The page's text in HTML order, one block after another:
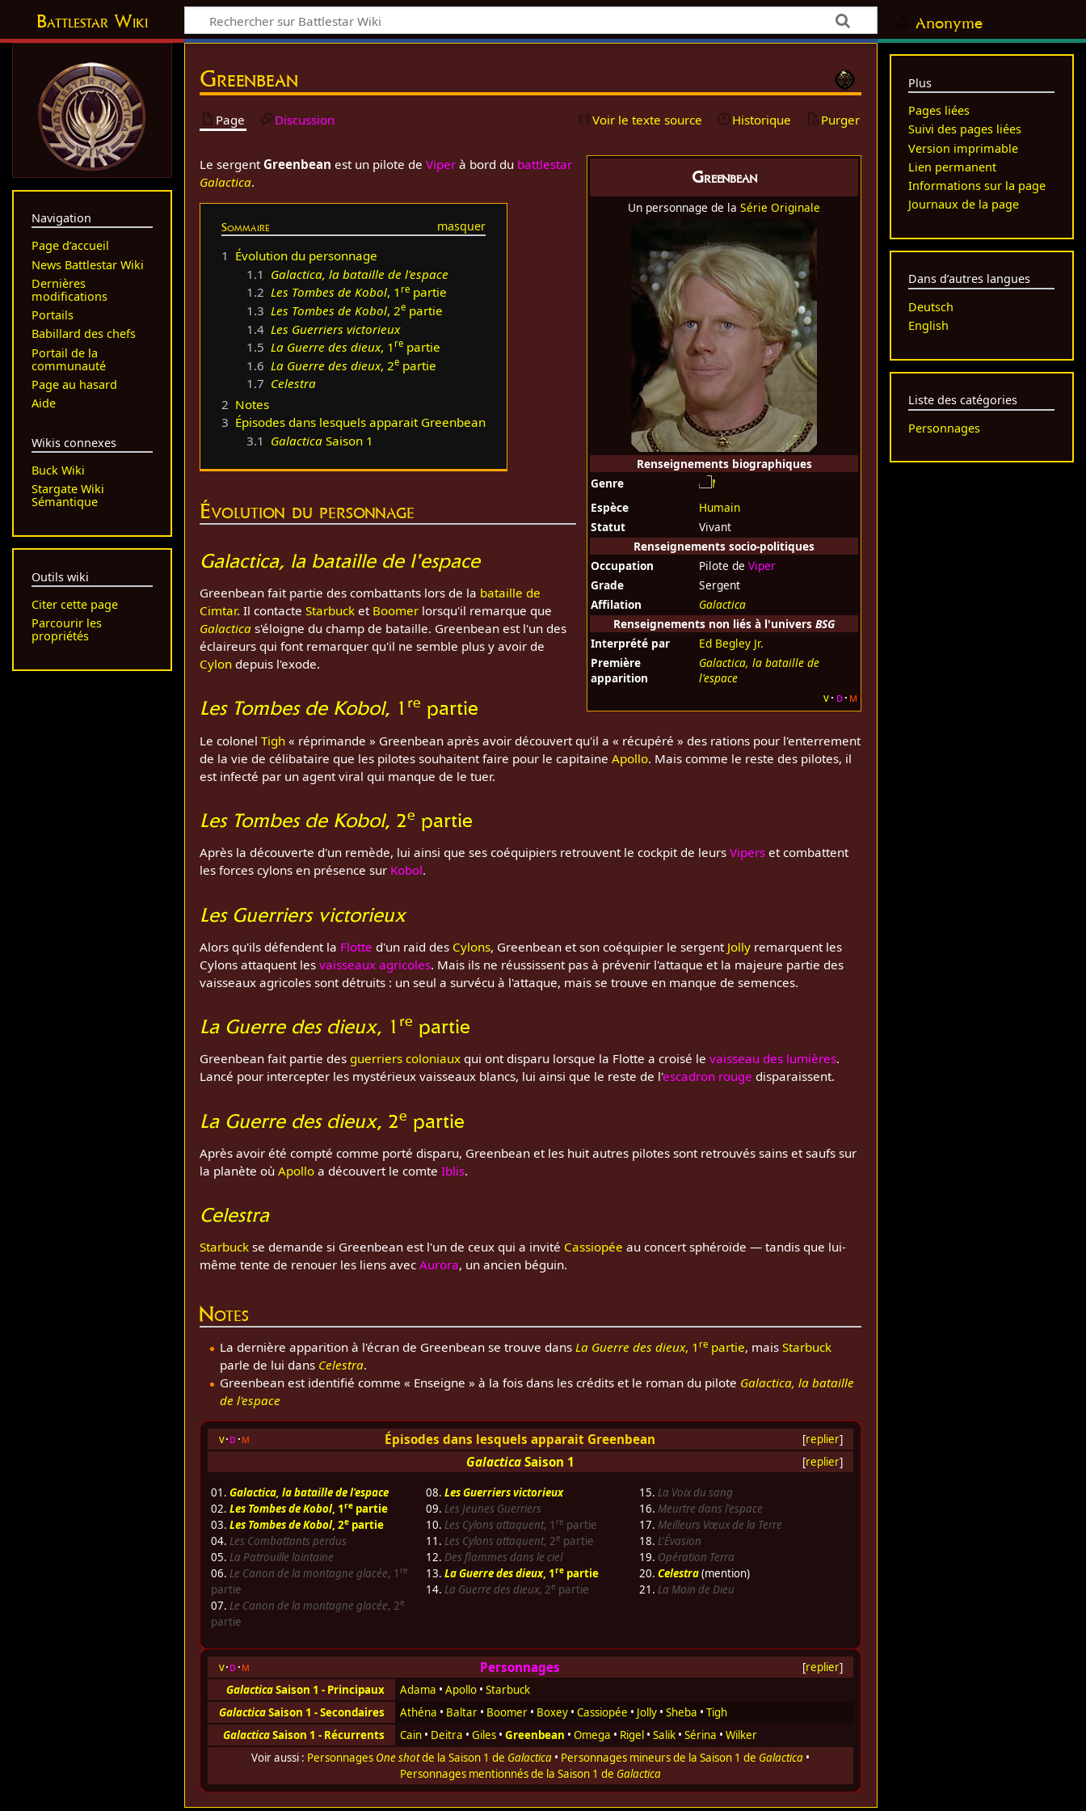
Anonyme
Battlestar Wiki
Greenbean
Page Discussion Voir le texte source Historique Purger
Greenbean
Un personnage de laSérie Originale
Renseignements biographiques
Genre
Espèce
Humain
Statut
Vivant
Renseignements socio-politiques
Occupation
Pilote deViper
Grade
Sergent
Affilation
Galactica
Renseignements non liés à l'universBSG
Interprété par
Ed Begley Jr.
Première
apparition
Galactica, la bataille de
l'espace
v d m
Le sergent Greenbean est un pilote deViper à bord du battlestar
Galactica.
Sommaire
1 Évolution du personnage
1.1 Galactica, la bataille de l'espace
1.2 Les Tombes de Kobol, 1 repartie
1.3 Les Tombes de Kobol, 2epartie
1.4 Les Guerriers victorieux
1.5 La Guerre des dieux, 1 repartie
1.6 La Guerre des dieux, 2epartie
1.7 Celestra
2 Notes
3 Épisodes dans lesquels apparait Greenbean
3.1 GalacticaSaison 1
Évolution du personnage
Galactica, la bataille de l'espace
Greenbean fait partie des combattants lors de la bataille de
Cimtar. Il contacteStarbuck et Boomer lorsqu'il remarque que
Galactica s'éloigne du champ de bataille. Greenbean est l'un des
éclaireurs qui font remarquer qu'il ne semble plus y avoir de
Cylon depuis l'exode.
Les Tombes de Kobol, 1 re partie
Le colonelTigh « réprimande » Greenbean après avoir découvert qu'il a « récupéré » des rations pour l'enterrement
de la vie de célibataire que les pilotes souhaitent faire pour le capitaineApollo. Mais comme le reste des pilotes, il
est infecté par un agent viral qui manque de le tuer.
Les Tombes de Kobol, 2e partie
Après la découverte d'un remède, lui ainsi que ses coéquipiers retrouvent le cockpit de leursVipers et combattent
les forces cylons en présence sur Kobol.
Les Guerriers victorieux
Alors qu'ils défendent la Flotte d'un raid des Cylons, Greenbean et son coéquipier le sergent Jolly remarquent les
Cylons attaquent lesvaisseaux agricoles. Mais ils ne réussissent pas à prévenir l'attaque et la majeure partie des
vaisseaux agricoles sont détruits : un seul a survécu à l'attaque, mais se trouve en manque de semences.
La Guerre des dieux, 1 re partie
Greenbean fait partie desguerriers coloniaux qui ont disparu lorsque la Flotte a croisé levaisseau des lumières.
Lancé pour intercepter les mystérieux vaisseaux blancs, lui ainsi que le reste de l'escadron rouge disparaissent.
La Guerre des dieux, 2e partie
Après avoir été compté comme porté disparu, Greenbean et les huit autres pilotes sont retrouvés sains et saufs sur
la planète oùApollo a découvert le comteIblis.
Celestra
Starbuck se demande si Greenbean est l'un de ceux qui a invité Cassiopée au concert sphéroïde — tandis que lui-
même tente de renouer les liens avecAurora, un ancien béguin.
Notes
La dernière apparition à l'écran de Greenbean se trouve dans La Guerre des dieux, 1 repartie, mais Starbuck
parle de lui dans Celestra.
Greenbean est identifié comme « Enseigne » à la fois dans les crédits et le roman du pilote Galactica, la bataille
de l'espace
[replier]
v d m Épisodes dans lesquels apparait Greenbean
[replier]
Galactica Saison 1
01. Galactica, la bataille de l'espace
02. Les Tombes de Kobol, 1repartie
03. Les Tombes de Kobol, 2epartie
04. Les Combattants perdus
05. La Patrouille lointaine
06. Le Canon de la montagne glacée, 1 re
partie
07. Le Canon de la montagne glacée, 2e
partie
08. Les Guerriers victorieux
09. Les Jeunes Guerriers
10. Les Cylons attaquent, 1 re partie
11. Les Cylons attaquent, 2e partie
12. Des flammes dans le ciel
13. La Guerre des dieux, 1repartie
14. La Guerre des dieux, 2e partie
15. La Voix du sang
16. Meurtre dans l'espace
17. Meilleurs Vœux de la Terre
18. L'Évasion
19. Opération Terra
20. Celestra(mention)
21. La Main de Dieu
[replier]
v d m Personnages
GalacticaSaison 1 - Principaux Adama • Apollo• Starbuck
GalacticaSaison 1 - Secondaires Athéna • Baltar• Boomer• Boxey• Cassiopée • Jolly• Sheba • Tigh
GalacticaSaison 1 - Récurrents Cain• Deitra • Giles• Greenbean • Omega • Rigel• Salik• Sérina • Wilker
Voir aussi : Personnages One shotde la Saison 1 de Galactica • Personnages mineurs de la Saison 1 de Galactica •
Personnages mentionnés de la Saison 1 de Galactica
Navigation
Page d’accueil
News Battlestar Wiki
Dernières
modifications
Portails
Babillard des chefs
Portail de la
communauté
Page au hasard
Aide
Wikis connexes
Buck Wiki
Stargate Wiki
Sémantique
Outils wiki
Citer cette page
Parcourir les
propriétés
Plus
Pages liées
Suivi des pages liées
Version imprimable
Lien permanent
Informations sur la page
Journaux de la page
Dans d’autres langues
Deutsch
English
Liste des catégories
Personnages